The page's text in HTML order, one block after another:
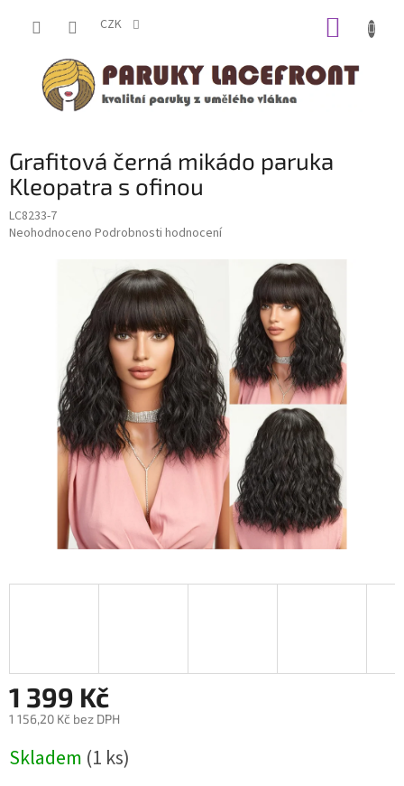
CZK
Grafitová černá mikádo paruka
Kleopatra s ofinou
LC8233-7
Průměrné
Neohodnoceno Podrobnosti hodnocení
1 399 Kč
1 156,20 Kč bez DPH
cena:
Skladem (1 ks)